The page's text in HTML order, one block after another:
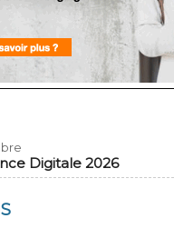
Digitale 2026